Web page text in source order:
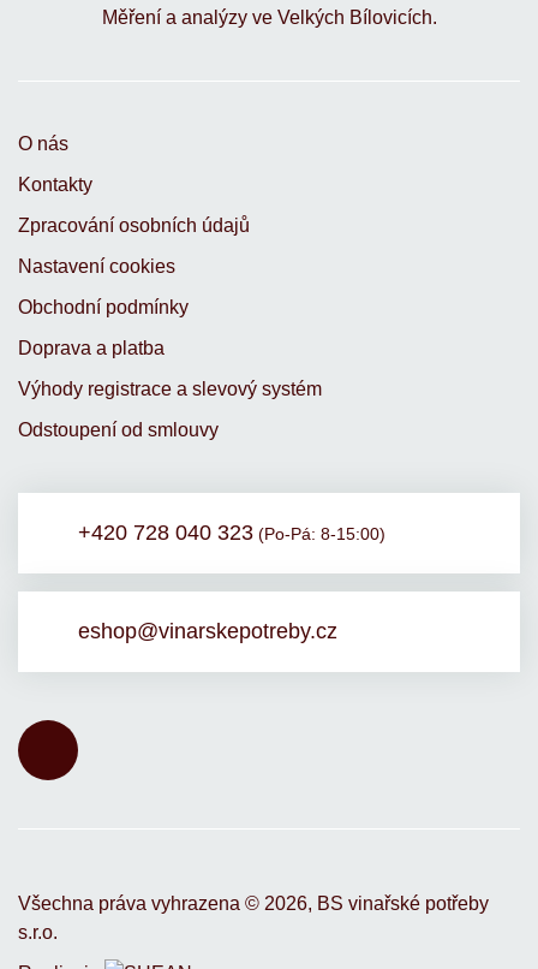
Měření a analýzy ve Velkých Bílovicích.
O nás
Kontakty
Zpracování osobních údajů
Nastavení cookies
Obchodní podmínky
Doprava a platba
Výhody registrace a slevový systém
Odstoupení od smlouvy
+420 728 040 323 (Po-Pá: 8-15:00)
eshop@vinarskepotreby.cz
Všechna práva vyhrazena © 2026, BS vinařské potřeby
s.r.o.